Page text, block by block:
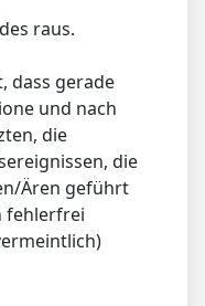
raus.
dass gerade
und nach
die
die
Ären geführt
fehlerfrei